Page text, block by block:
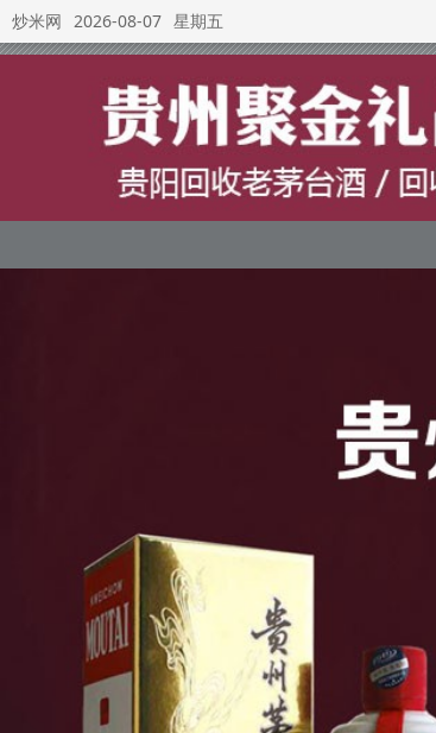
炒米网 2026-08-07 星期五